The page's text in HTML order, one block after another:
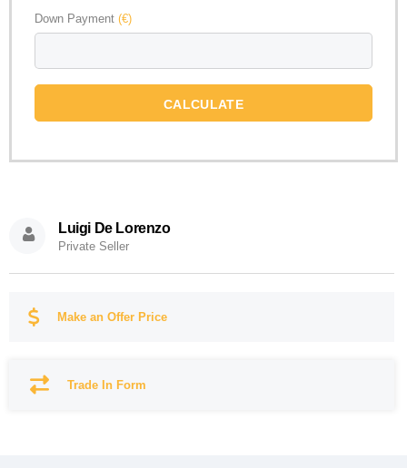
Down Payment (€)
CALCULATE
Luigi De Lorenzo
Private Seller
Make an Offer Price
Trade In Form